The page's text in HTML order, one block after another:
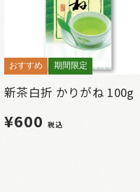
おすすめ 期間限定
新茶白折 かりがね 100g
¥600税込